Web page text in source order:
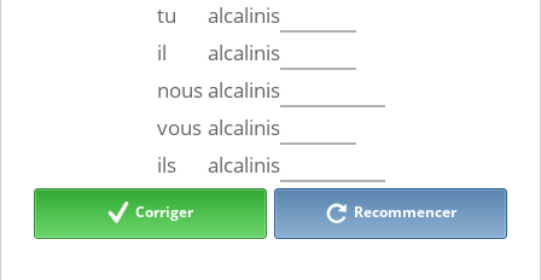
tu
alcalinis
il
alcalinis
nousalcalinis
vous alcalinis
ils
alcalinis
Corriger Recommencer